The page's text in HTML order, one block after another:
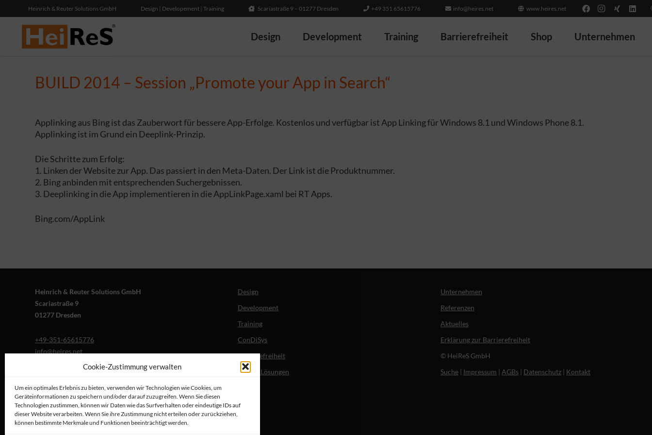
Cookie-Zustimmung verwalten
Um ein optimales Erlebnis zu bieten, verwenden wir Technologien wie Cookies, um
Geräteinformationen zu speichern und/oder darauf zuzugreifen. Wenn Sie diesen
Technologien zustimmen, können wir Daten wie das Surfverhalten oder eindeutige IDs auf
dieser Website verarbeiten. Wenn Sie ihre Zustimmung nicht erteilen oder zurückziehen,
können bestimmte Merkmale und Funktionen beeinträchtigt werden.
Heinrich & Reuter Solutions GmbH Design | Developement | Training Scariastraße 9 – 01277 Dresden +49 351 65615776 info@heires.net www.heires.net
Design Development Training Barrierefreiheit Shop Unternehmen
BUILD 2014 – Session „Promote your App in Search“
Applinking aus Bing ist das Zauberwort für bessere App-Erfolge. Kostenlos und verfügbar ist App Linking für Windows 8.1 und Windows Phone 8.1.
Applinking ist im Grund ein Deeplink-Prinzip.
Die Schritte zum Erfolg:
1. Linken der Website zur App. Das passiert in den Meta-Daten. Der Link ist die Produktnummer.
2. Bing anbinden mit entsprechenden Suchergebnissen.
3. Deeplinking in die App implementieren in die AppLinkPage.xaml bei RT Apps.
Bing.com/AppLink
Heinrich & Reuter Solutions GmbH
Scariastraße 9
01277 Dresden
+49-351-65615776
info@heires.net
Design
Development
Training
ConDiSys
Barrierefreiheit
Mobile Lösungen
Unternehmen
Referenzen
Aktuelles
Erklärung zur Barrierefreiheit
© HeiReS GmbH
Suche| Impressum | AGBs| Datenschutz| Kontakt